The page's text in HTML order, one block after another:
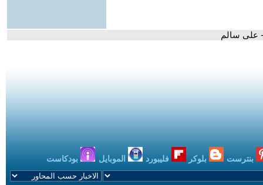
- على سالم
بنترست بلوكر فليبورد الموبايل بودكاست